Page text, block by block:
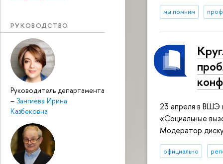
РУКОВОДСТВО
Руководитель департамента
– Зангиева Ирина
Казбековна
мы помним
23 апреля в ВШЭ
«Социальные
Модератор
официально